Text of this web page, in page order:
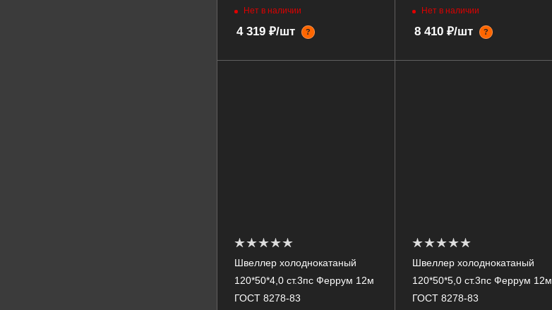
Нет в наличии
4 319 ₽/шт ?
Нет в наличии
8 410 ₽/шт ?
Швеллер холоднокатаный
120*50*4,0 ст.3пс Феррум 12м
ГОСТ 8278-83
Швеллер холоднокатаный
120*50*5,0 ст.3пс Феррум 12м
ГОСТ 8278-83